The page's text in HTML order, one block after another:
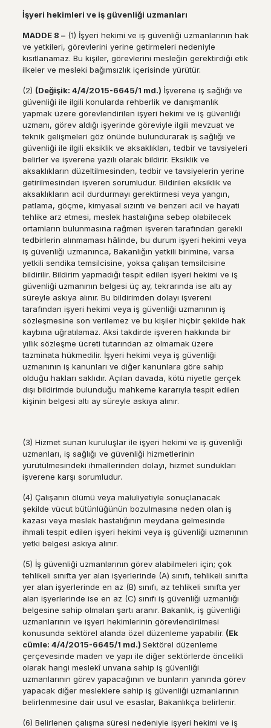
İşyeri hekimleri ve işgüvenliği uzmanları
MADDE 8 –(1) İşyeri hekimi ve iş güvenliği uzmanlarının hak
ve yetkileri, görevlerini yerine getirmeleri nedeniyle
kısıtlanamaz. Bu kişiler, görevlerini mesleğin gerektirdiği etik
ilkeler ve mesleki bağımsızlık içerisinde yürütür.
(2) (Değişik: 4/4/2015-6645/1 md.) İşverene iş sağlığı ve
güvenliği ile ilgili konularda rehberlik ve danışmanlık
yapmak üzere görevlendirilen işyeri hekimi ve iş güvenliği
uzmanı, görev aldığı işyerinde göreviyle ilgili mevzuat ve
teknik gelişmeleri göz önünde bulundurarak iş sağlığı ve
güvenliği ile ilgili eksiklik ve aksaklıkları, tedbir ve tavsiyeleri
belirler ve işverene yazılı olarak bildirir. Eksiklik ve
aksaklıkların düzeltilmesinden, tedbir ve tavsiyelerin yerine
getirilmesinden işveren sorumludur. Bildirilen eksiklik ve
aksaklıkların acil durdurmayı gerektirmesi veya yangın,
patlama, göçme, kimyasal sızıntı ve benzeri acil ve hayati
tehlike arz etmesi, meslek hastalığına sebep olabilecek
ortamların bulunmasına rağmen işveren tarafından gerekli
tedbirlerin alınmaması hâlinde, bu durum işyeri hekimi veya
iş güvenliği uzmanınca, Bakanlığın yetkili birimine, varsa
yetkili sendika temsilcisine, yoksa çalışan temsilcisine
bildirilir. Bildirim yapmadığı tespit edilen işyeri hekimi ve iş
güvenliği uzmanının belgesi üç ay, tekrarında ise altı ay
süreyle askıya alınır. Bu bildirimden dolayı işvereni
tarafından işyeri hekimi veya iş güvenliği uzmanının iş
sözleşmesine son verilemez ve bu kişiler hiçbir şekilde hak
kaybına uğratılamaz. Aksi takdirde işveren hakkında bir
yıllık sözleşme ücreti tutarından az olmamak üzere
tazminata hükmedilir. İşyeri hekimi veya iş güvenliği
uzmanının iş kanunları ve diğer kanunlara göre sahip
olduğu hakları saklıdır. Açılan davada, kötü niyetle gerçek
dışı bildirimde bulunduğu mahkeme kararıyla tespit edilen
kişinin belgesi altı ay süreyle askıya alınır.
(3) Hizmet sunan kuruluşlar ile işyeri hekimi ve iş güvenliği
uzmanları, iş sağlığı ve güvenliği hizmetlerinin
yürütülmesindeki ihmallerinden dolayı, hizmet sundukları
işverene karşı sorumludur.
(4) Çalışanın ölümü veya maluliyetiyle sonuçlanacak
şekilde vücut bütünlüğünün bozulmasına neden olan iş
kazası veya meslek hastalığının meydana gelmesinde
ihmali tespit edilen işyeri hekimi veya iş güvenliği uzmanının
yetki belgesi askıya alınır.
(5) İş güvenliği uzmanlarının görev alabilmeleri için; çok
tehlikeli sınıfta yer alan işyerlerinde (A) sınıfı, tehlikeli sınıfta
yer alan işyerlerinde en az (B) sınıfı, az tehlikeli sınıfta yer
alan işyerlerinde ise en az (C) sınıfı iş güvenliği uzmanlığı
belgesine sahip olmaları şartı aranır. Bakanlık, iş güvenliği
uzmanlarının ve işyeri hekimlerinin görevlendirilmesi
konusunda sektörel alanda özel düzenleme yapabilir. (Ek
cümle: 4/4/2015-6645/1 md.) Sektörel düzenleme
çerçevesinde maden ve yapı ile diğer sektörlerde öncelikli
olarak hangi meslekî unvana sahip iş güvenliği
uzmanlarının görev yapacağının ve bunların yanında görev
yapacak diğer mesleklere sahip iş güvenliği uzmanlarının
belirlenmesine dair usul ve esaslar, Bakanlıkça belirlenir.
(6) Belirlenen çalışma süresi nedeniyle işyeri hekimi ve iş